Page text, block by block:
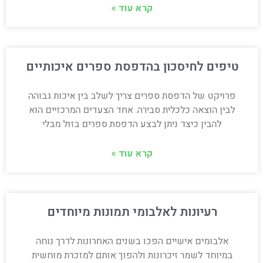
קרא עוד »
טיפים לחיסכון בהדפסת ספרים איכותיים
פרויקט של הדפסת ספרים צריך לשלב בין איכות גבוהה
לבין הוצאה כלכלית סבירה. אחד הצעדים המרכזיים הוא
להבין כיצד ניתן לבצע הדפסת ספרים בזול מבלי
קרא עוד »
רעיונות לאלבומי תמונות מיוחדים
אלבומים אישיים הפכו בשנים האחרונות לדרך נוחה
במיוחד לשמר זיכרונות ולהפוך אותם למזכרת מוחשית